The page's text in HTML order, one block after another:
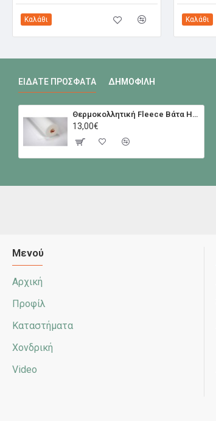
Καλάθι Καλάθι
ΕΊΔΑΤΕ ΠΡΌΣΦΑΤΑ ΔΗΜΟΦΙΛΉ
Θερμοκολλητική Fleece Βάτα H640 Vlieseline
13,00€
Μενού
Αρχική
Προφίλ
Καταστήματα
Χονδρική
Video